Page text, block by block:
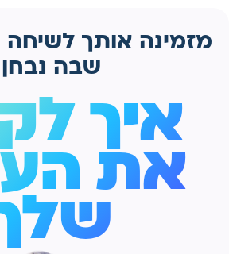
שבה נבחן
איך
את